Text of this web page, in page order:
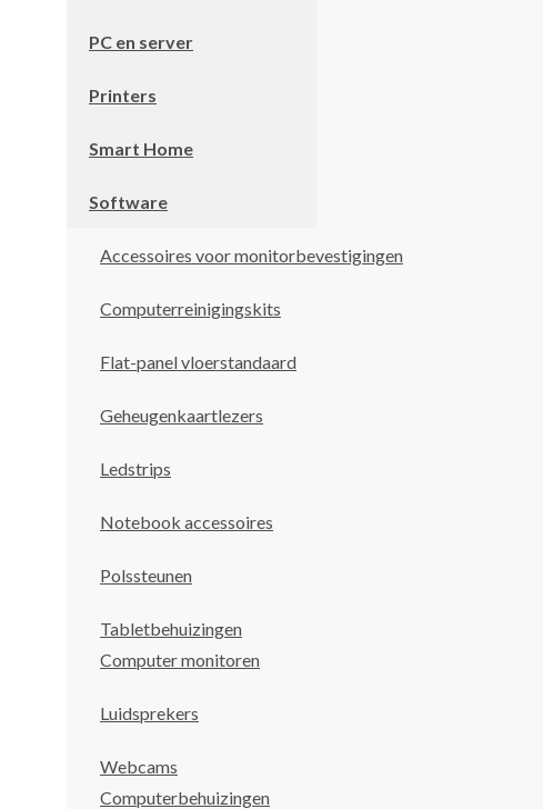
PC en server
Printers
Smart Home
Software
Accessoires voor monitorbevestigingen
Computerreinigingskits
Flat-panel vloerstandaard
Geheugenkaartlezers
Ledstrips
Notebook accessoires
Polssteunen
Tabletbehuizingen
Computer monitoren
Luidsprekers
Webcams
Computerbehuizingen